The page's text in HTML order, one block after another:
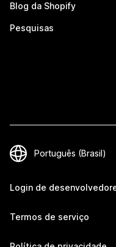
Blog da Shopify
Pesquisas
Login de
Termos de serviço